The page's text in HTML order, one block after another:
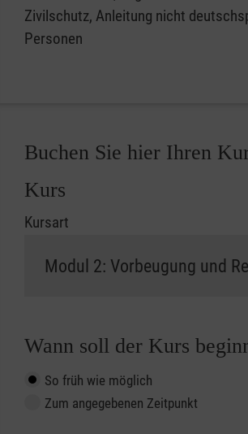
Zivilschutz, Anleitung nicht
Personen
Buchen Sie hier Ihren
Kurs
Kursart
Wann soll der Kurs
So früh wie möglich
Zum angegebenen Zeitpunkt